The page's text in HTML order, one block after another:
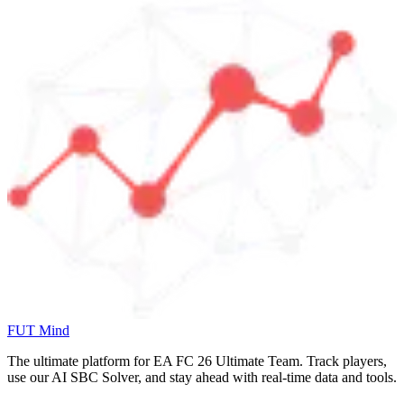
FUT Mind
The ultimate platform for EA FC 26 Ultimate Team. Track players,
use our AI SBC Solver, and stay ahead with real-time data and tools.